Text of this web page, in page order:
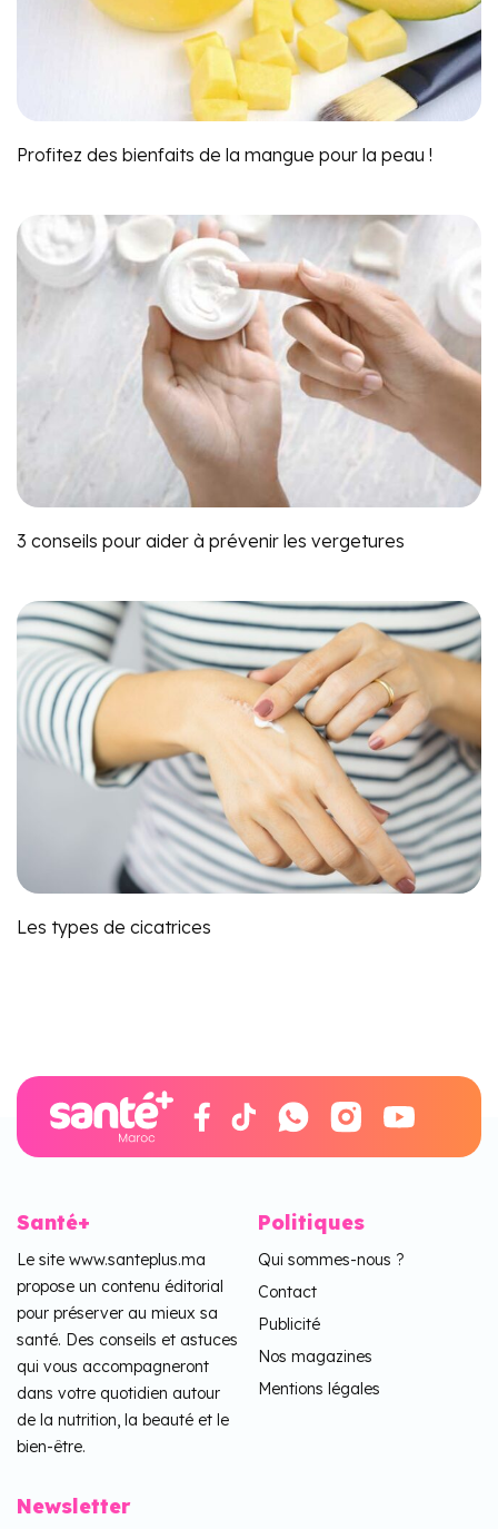
Profitez des bienfaits de la mangue pour la peau !
3 conseils pour aider à prévenir les vergetures
Les types de cicatrices
Santé+
Le site www.santeplus.ma
propose un contenu éditorial
pour préserver au mieux sa
santé. Des conseils et astuces
qui vous accompagneront
dans votre quotidien autour
de la nutrition, la beauté et le
bien-être.
Politiques
Qui sommes-nous ?
Contact
Publicité
Nos magazines
Mentions légales
Newsletter